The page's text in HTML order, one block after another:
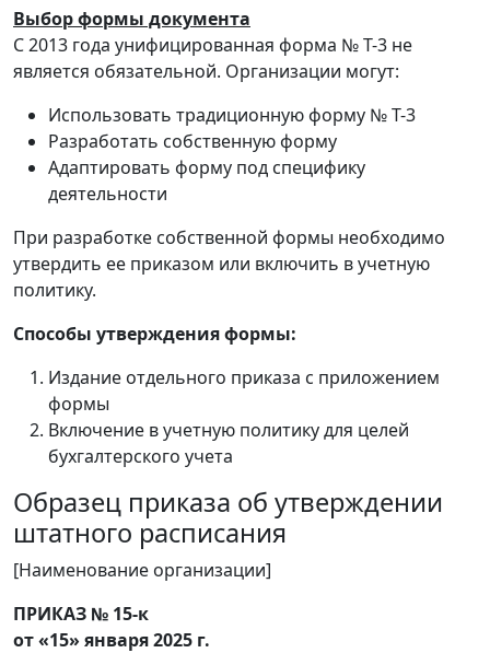
Выбор формы документа
С 2013 года унифицированная форма № Т-3 не
является обязательной. Организации могут:
Использовать традиционную форму № Т-3
Разработать собственную форму
Адаптировать форму под специфику
деятельности
При разработке собственной формы необходимо
утвердить ее приказом или включить в учетную
политику.
Способы утверждения формы:
Издание отдельного приказа с приложением
формы
Включение в учетную политику для целей
бухгалтерского учета
Образец приказа об утверждении
штатного расписания
[Наименование организации]
ПРИКАЗ № 15-к
от «15» января 2025 г.